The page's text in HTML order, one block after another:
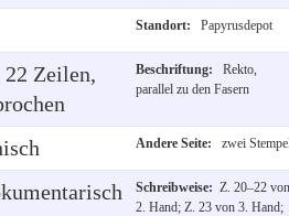
Standort: Papyrusdepot
Zeilen,
Beschriftung:
Rekto,
parallel zu den Fasern
Andere Seite: zwei
Schreibweise: Z. 20–22 von
2. Hand; Z. 23 von 3. Hand;